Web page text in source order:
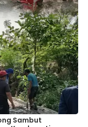
Sambut